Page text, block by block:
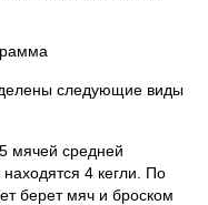
следующие виды
мячей средней
4 кегли. По
берет мяч и броском